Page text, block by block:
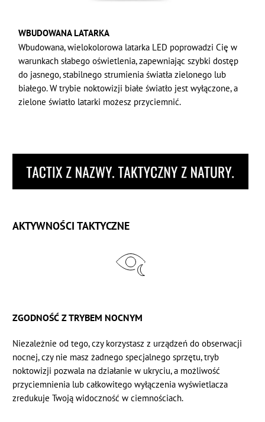
WBUDOWANA LATARKA
Wbudowana, wielokolorowa latarka LED poprowadzi Cię w
warunkach słabego oświetlenia, zapewniając szybki dostęp
do jasnego, stabilnego strumienia światła zielonego lub
białego. W trybie noktowizji białe światło jest wyłączone, a
zielone światło latarki możesz przyciemnić.
AKTYWNOŚCI TAKTYCZNE
ZGODNOŚĆ Z TRYBEM NOCNYM
Niezależnie od tego, czy korzystasz z urządzeń do obserwacji
nocnej, czy nie masz żadnego specjalnego sprzętu, tryb
noktowizji pozwala na działanie w ukryciu, a możliwość
przyciemnienia lub całkowitego wyłączenia wyświetlacza
zredukuje Twoją widoczność w ciemnościach.